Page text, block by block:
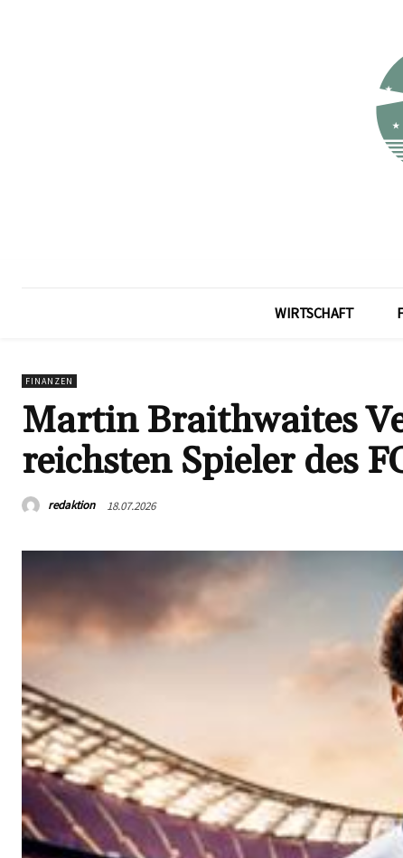
WIRTSCHAFT
FINANZEN
Martin Braithwaites
reichsten Spieler des
redaktion 18.07.2026